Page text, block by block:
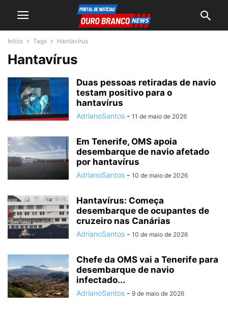
Início Tags Hantavírus
Hantavírus
Duas pessoas retiradas de navio
testam positivo para o
hantavírus
AdrianoSantos - 11 de maio de 2026
Em Tenerife, OMS apoia
desembarque de navio afetado
por hantavírus
AdrianoSantos - 10 de maio de 2026
Hantavírus: Começa
desembarque de ocupantes de
cruzeiro nas Canárias
AdrianoSantos - 10 de maio de 2026
Chefe da OMS vai a Tenerife para
desembarque de navio
infectado...
AdrianoSantos - 9 de maio de 2026